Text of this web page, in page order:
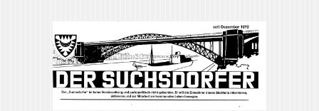
Der Suchsdorfer
Stadtteilzeitung für Suchsdorf